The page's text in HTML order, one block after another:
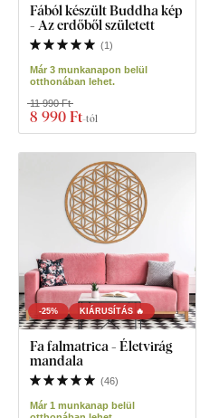
Fából készült Buddha kép
- Az erdőből született
(1)
Már 3 munkanapon belül
otthonában lehet.
8 990 Ft-tól
11 990 Ft
-25% KIÁRUSÍTÁS 🔥
Fa falmatrica - Életvirág
mandala
(46)
Már 1 munkanap belül